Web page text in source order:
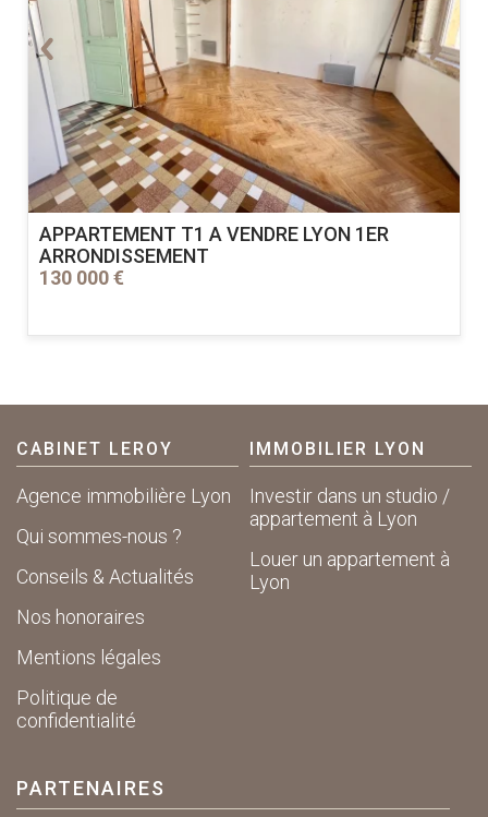
APPARTEMENT T1 A VENDRE LYON 1ER
ARRONDISSEMENT
130 000 €
CABINET LEROY
Agence immobilière Lyon
Qui sommes-nous ?
Conseils & Actualités
Nos honoraires
Mentions légales
Politique de
confidentialité
IMMOBILIER LYON
Investir dans un studio /
appartement à Lyon
Louer un appartement à
Lyon
PARTENAIRES